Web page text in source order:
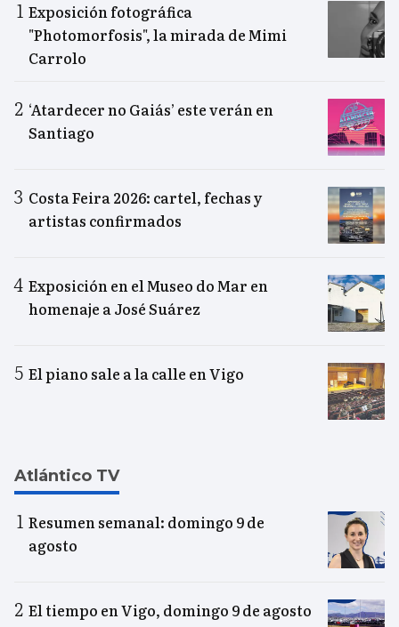
Exposición fotográfica
"Photomorfosis", la mirada de Mimi
Carrolo
‘Atardecer no Gaiás’ este verán en
Santiago
Costa Feira 2026: cartel, fechas y
artistas confirmados
Exposición en el Museo do Mar en
homenaje a José Suárez
El piano sale a la calle en Vigo
Atlántico TV
Resumen semanal: domingo 9 de
agosto
El tiempo en Vigo, domingo 9 de agosto